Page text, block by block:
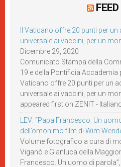
Il Vaticano offre 20 punti per
universale ai vaccini, per un
Dicembre 29, 2020
Comunicato Stampa della
19 e della Pontificia Accademia
Vaticano offre 20 punti per un
universale ai vaccini, per un
appeared first on ZENIT -
LEV: “Papa Francesco. Un
dell’omonimo film di Wim
Volume fotografico a cura di
Viganò e Gianluca della
Francesco. Un uomo di